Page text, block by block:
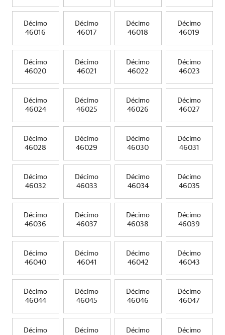
Décimo
46016
Décimo
46017
Décimo
46018
Décimo
46019
Décimo
46020
Décimo
46021
Décimo
46022
Décimo
46023
Décimo
46024
Décimo
46025
Décimo
46026
Décimo
46027
Décimo
46028
Décimo
46029
Décimo
46030
Décimo
46031
Décimo
46032
Décimo
46033
Décimo
46034
Décimo
46035
Décimo
46036
Décimo
46037
Décimo
46038
Décimo
46039
Décimo
46040
Décimo
46041
Décimo
46042
Décimo
46043
Décimo
46044
Décimo
46045
Décimo
46046
Décimo
46047
Décimo
Décimo
Décimo
Décimo